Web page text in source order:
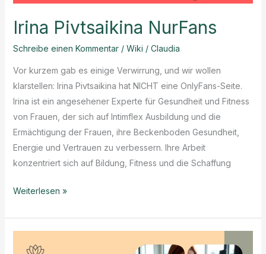
Irina Pivtsaikina NurFans
Schreibe einen Kommentar / Wiki / Claudia
Vor kurzem gab es einige Verwirrung, und wir wollen
klarstellen: Irina Pivtsaikina hat NICHT eine OnlyFans-Seite.
Irina ist ein angesehener Experte für Gesundheit und Fitness
von Frauen, der sich auf Intimflex Ausbildung und die
Ermächtigung der Frauen, ihre Beckenboden Gesundheit,
Energie und Vertrauen zu verbessern. Ihre Arbeit
konzentriert sich auf Bildung, Fitness und die Schaffung
Irina
NurFans
Weiterlesen »